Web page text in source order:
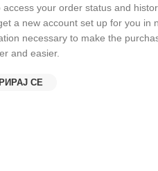
your order status and
a new account set up for you in
necessary to make the
and easier.
СЕ